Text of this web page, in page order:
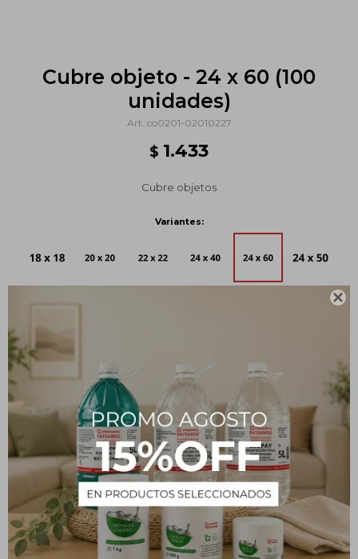

Cubre objeto - 24 x 60 (100
unidades)
co0201-02010227
$ 1.433
Cubre objetos
Variantes:
Métodos y costos de envío
PRODUCTOS QUE TE PUEDEN INTERESAR